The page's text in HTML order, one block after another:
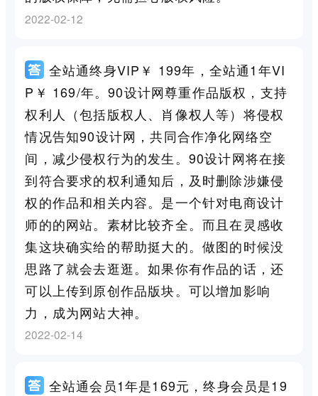
2022-02-12
全站通终身VIP￥ 199年，全站通1年VI
P￥ 169/年。90设计网尊重作品版权，支持
权利人（包括版权人、肖像权人等）将侵权
情况告知90设计网，共同合作净化网络空
间，减少侵权行为的发生。90设计网将在接
到符合要求的权利通知后，及时删除涉嫌侵
权的作品和相关内容。是一个针对电商设计
师的的网站。素材比较齐全。而且在灵感收
集这块确实给的帮助挺大的。做图的时候没
思路了就会去逛逛。如果你有作品的话，还
可以上传到原创作品版块。可以增加影响
力，成为网站大神。
2022-02-14
全站通会员1年是169元，终身会员是19